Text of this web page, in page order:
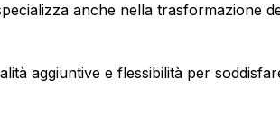
anche nella trasformazione
aggiuntive e flessibilità per